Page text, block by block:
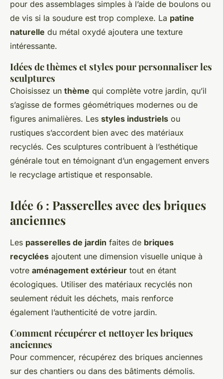
pour des assemblages simples à l’aide de boulons ou
de vis si la soudure est trop complexe. La patine
naturelle du métal oxydé ajoutera une texture
intéressante.
Idées de thèmes et styles pour personnaliser les
sculptures
Choisissez un thème qui complète votre jardin, qu’il
s’agisse de formes géométriques modernes ou de
figures animalières. Les styles industriels ou
rustiques s’accordent bien avec des matériaux
recyclés. Ces sculptures contribuent à l’esthétique
générale tout en témoignant d’un engagement envers
le recyclage artistique et responsable.
Idée 6 : Passerelles avec des briques
anciennes
Les passerelles de jardin faites de briques
recyclées ajoutent une dimension visuelle unique à
votre aménagement extérieur tout en étant
écologiques. Utiliser des matériaux recyclés non
seulement réduit les déchets, mais renforce
également l’authenticité de votre jardin.
Comment récupérer et nettoyer les briques
anciennes
Pour commencer, récupérez des briques anciennes
sur des chantiers ou dans des bâtiments démolis.